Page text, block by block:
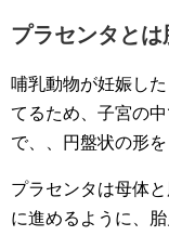
プラセンタとは
哺乳動物が妊娠し
てるため、子宮の
で、、円盤状の形を
プラセンタは母体
に進めるように、